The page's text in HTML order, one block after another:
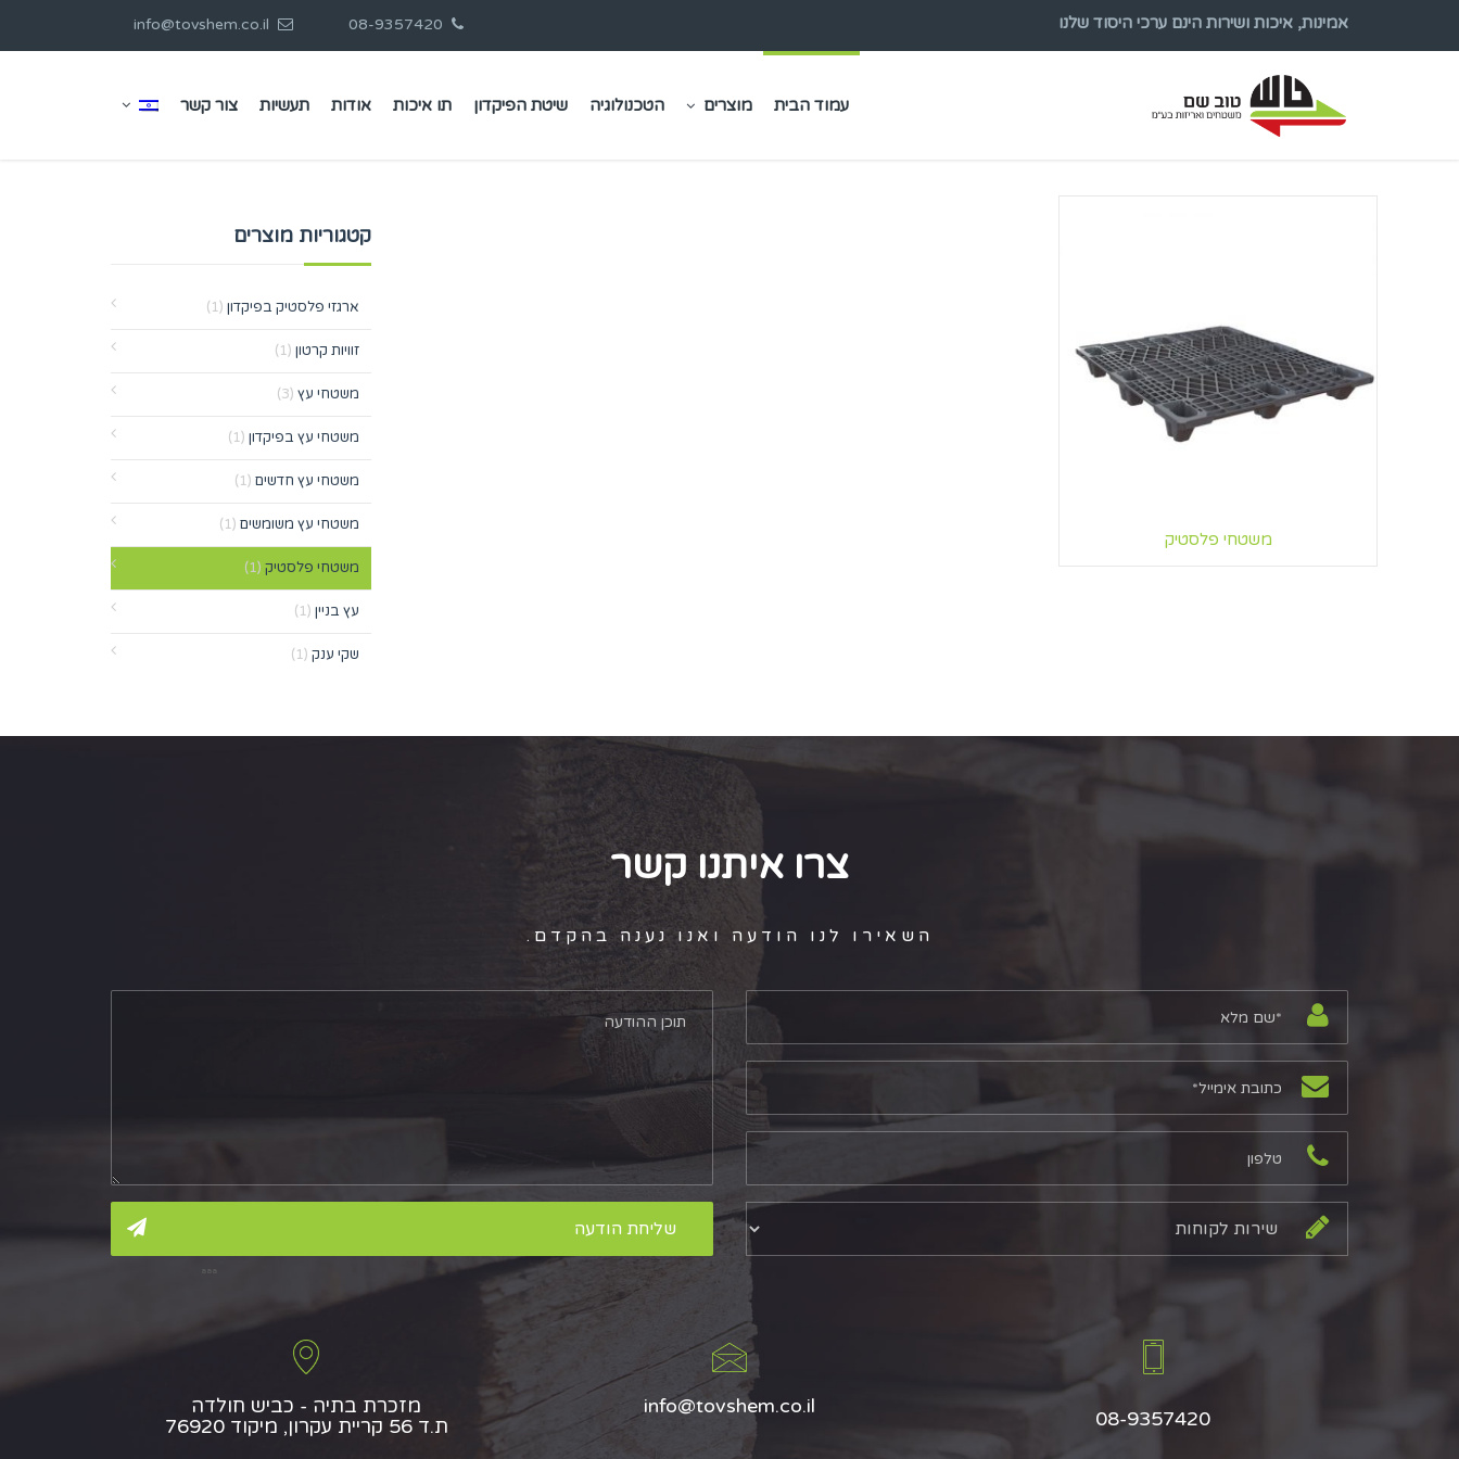
אמינות, איכות ושירות הינם ערכי היסוד שלנו
עמוד הבית מוצרים הטכנולוגיה שיטת הפיקדון תו איכות אודות תעשיות צור קשר
משטחי פלסטיק
קטגוריות מוצרים
ארגזי פלסטיק בפיקדון (1)
זוויות קרטון (1)
משטחי עץ (3)
משטחי עץ בפיקדון (1)
משטחי עץ חדשים (1)
משטחי עץ משומשים (1)
משטחי פלסטיק (1)
עץ בניין (1)
שקי ענק (1)
צרו איתנו קשר
השאירו לנו הודעה ואנו נענה בהקדם.
aaa
08-9357420
info@tovshem.co.il
מזכרת בתיה - כביש חולדה
ת.ד 56 קריית עקרון, מיקוד 76920